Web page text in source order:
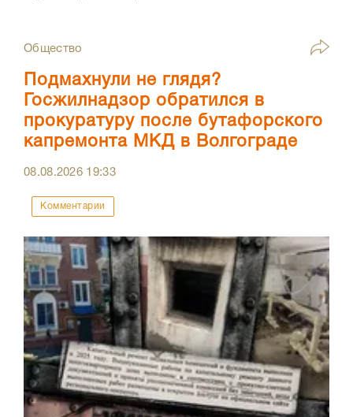
Общество
Подмахнули не глядя?
Госжилнадзор обратился в
прокуратуру после бутафорского
капремонта МКД в Волгограде
08.08.2026 19:33
Комментарии